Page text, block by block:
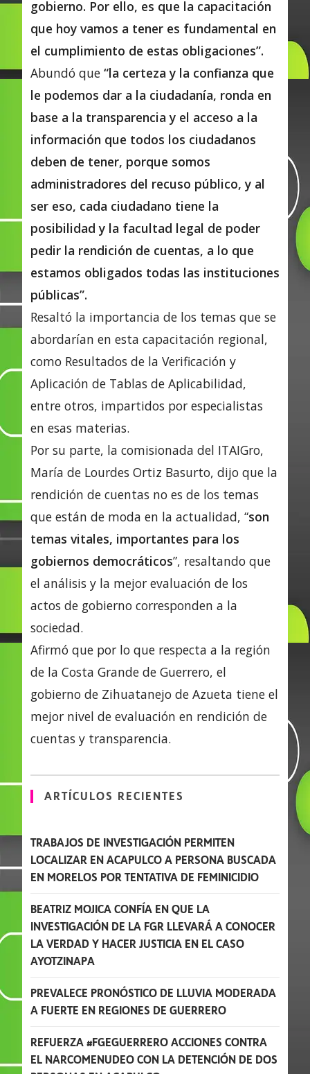
gobierno. Por ello, es que la capacitación
que hoy vamos a tener es fundamental en
el cumplimiento de estas obligaciones”.
Abundó que “la certeza y la confianza que
le podemos dar a la ciudadanía, ronda en
base a la transparencia y el acceso a la
información que todos los ciudadanos
deben de tener, porque somos
administradores del recuso público, y al
ser eso, cada ciudadano tiene la
posibilidad y la facultad legal de poder
pedir la rendición de cuentas, a lo que
estamos obligados todas las instituciones
públicas”.
Resaltó la importancia de los temas que se
abordarían en esta capacitación regional,
como Resultados de la Verificación y
Aplicación de Tablas de Aplicabilidad,
entre otros, impartidos por especialistas
en esas materias.
Por su parte, la comisionada del ITAIGro,
María de Lourdes Ortiz Basurto, dijo que la
rendición de cuentas no es de los temas
que están de moda en la actualidad, “son
temas vitales, importantes para los
gobiernos democráticos”, resaltando que
el análisis y la mejor evaluación de los
actos de gobierno corresponden a la
sociedad.
Afirmó que por lo que respecta a la región
de la Costa Grande de Guerrero, el
gobierno de Zihuatanejo de Azueta tiene el
mejor nivel de evaluación en rendición de
cuentas y transparencia.
ARTÍCULOS RECIENTES
TRABAJOS DE INVESTIGACIÓN PERMITEN
LOCALIZAR EN ACAPULCO A PERSONA BUSCADA
EN MORELOS POR TENTATIVA DE FEMINICIDIO
BEATRIZ MOJICA CONFÍA EN QUE LA
INVESTIGACIÓN DE LA FGR LLEVARÁ A CONOCER
LA VERDAD Y HACER JUSTICIA EN EL CASO
AYOTZINAPA
PREVALECE PRONÓSTICO DE LLUVIA MODERADA
A FUERTE EN REGIONES DE GUERRERO
REFUERZA #FGEGUERRERO ACCIONES CONTRA
EL NARCOMENUDEO CON LA DETENCIÓN DE DOS